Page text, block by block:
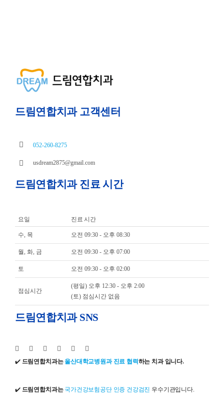
드림연합치과 고객센터
052-260-8275
usdream2875@gmail.com
드림연합치과 진료 시간
요일 진료 시간
수, 목 오전 09:30 - 오후 08:30
월, 화, 금 오전 09:30 - 오후 07:00
토 오전 09:30 - 오후 02:00
점심시간
(평일) 오후 12:30 - 오후 2:00
(토) 점심시간 없음
드림연합치과 SNS
✔️ 드림연합치과는 울산대학교병원과 진료 협력하는 치과 입니다.
✔️ 드림연합치과는 국가건강보험공단 인증 건강검진 우수기관입니다.